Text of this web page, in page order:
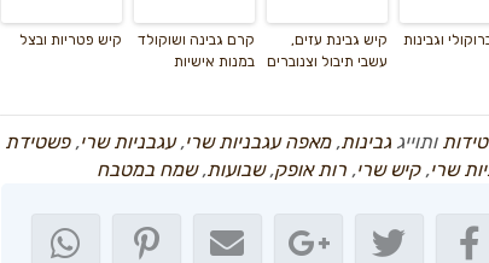
וגבינות
קיש גבינת עזים,
עשבי תיבול וצנוברים
קרם גבינה ושוקולד
במנות אישיות
קיש פטריות ובצל
ותוייגגבינות,מאפה עגבניות שרי,עגבניות שרי,פשטידת
שרי,קיש שרי,רות אופק,שבועות,שמח במטבח